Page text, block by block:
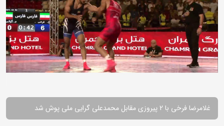
غلامرضا فرخی با 2 پیروزی مقابل محمدعلی گرایی ملی پوش شد